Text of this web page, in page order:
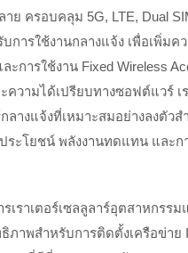
ย ครอบคลุม 5G, LTE, Dual
การใช้งานกลางแจ้ง เพื่อเพิ่ม
ะการใช้งาน Fixed Wireless
วามได้เปรียบทางซอฟต์แวร์ เ
กลางแจ้งที่เหมาะสมอย่างลงตั
ระโยชน์ พลังงานทดแทน และ
รเราเตอร์เซลลูลาร์อุตสาหกร
าพสำหรับการติดตั้งเครือข่าย